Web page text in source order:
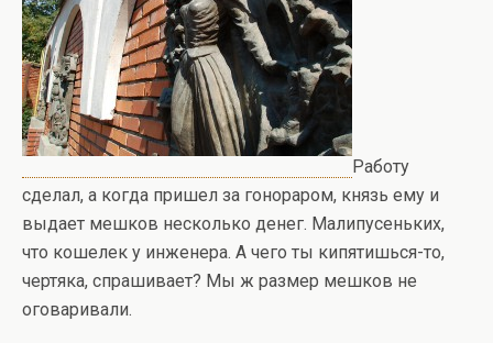
Работу
сделал, а когда пришел за гонораром, князь ему и
выдает мешков несколько денег. Малипусеньких,
что кошелек у инженера. А чего ты кипятишься-то,
чертяка, спрашивает? Мы ж размер мешков не
оговаривали.